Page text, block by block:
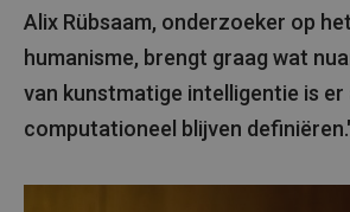
Alix Rübsaam, onderzoeker op
humanisme, brengt graag wat
van kunstmatige intelligentie is er
computationeel blijven